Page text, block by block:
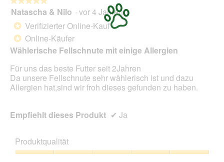
5
Sternen.
Natascha & Nilo · vor 4 Jahren
* Verifizierter Online-Kauf
* Online-Käufer
Wählerische Fellschnute mit einige Allergien
Für uns das beste Futter seit 2Jahren
Da unsere Fellschnute sehr wählerisch ist und dazu
Allergien hat,sind wir froh dieses gefunden zu haben.
Empfiehlt dieses Produkt ✔ Ja
Produktqualität